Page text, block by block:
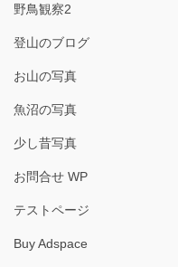
野鳥観察2
登山のブログ
お山の写真
魚沼の写真
少し昔写真
お問合せ WP
テストページ
Buy Adspace